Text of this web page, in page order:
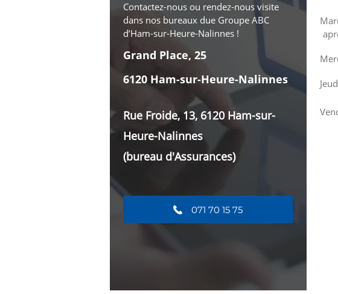
Contactez-nous ou rendez-nous visite
dans nos bureaux due Groupe ABC
d’Ham-sur-Heure-Nalinnes !
Grand Place, 25
6120 Ham-sur-Heure-Nalinnes
Rue Froide, 13, 6120 Ham-sur-
Heure-Nalinnes
(bureau d'Assurances)
071 70 15 75